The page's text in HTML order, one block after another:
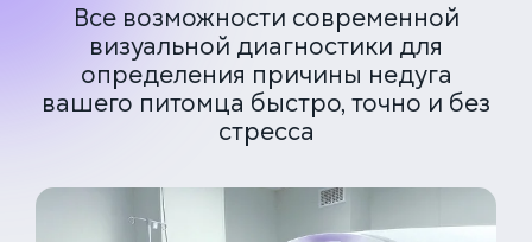
Все возможности современной
визуальной диагностики для
определения причины недуга
вашего питомца быстро, точно и без
стресса